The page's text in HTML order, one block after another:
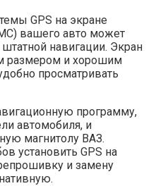
GPS на экране
вашего авто может
штатной навигации. Экран
размером и хорошим
просматривать
программу,
автомобиля, и
магнитолу ВАЗ.
установить GPS на
и замену